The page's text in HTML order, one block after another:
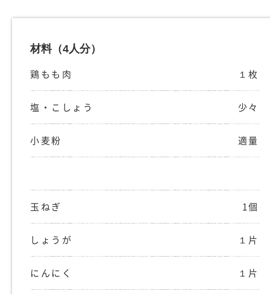
材料（4人分）
鶏もも肉 １枚
塩・こしょう 少々
小麦粉 適量
玉ねぎ 1個
しょうが １片
にんにく １片